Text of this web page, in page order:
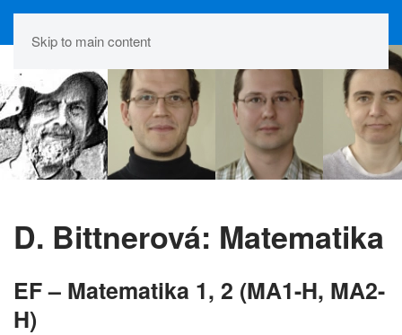
Skip to main content
D. Bittnerová: Matematika
EF – Matematika 1, 2 (MA1-H, MA2-
H)